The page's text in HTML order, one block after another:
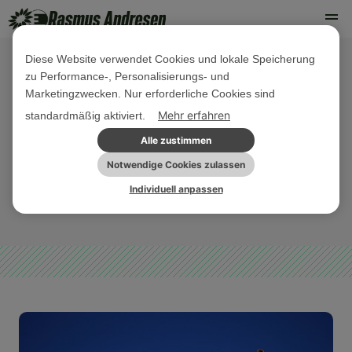
11. NOVEMBER 2025
EuGH-Entscheidung über die
Mindestlohnrichtlinie: Ein Erfolg für
faire Löhne
Diese Website verwendet Cookies und lokale Speicherung
zu Performance-, Personalisierungs- und
Marketingzwecken. Nur erforderliche Cookies sind
standardmäßig aktiviert.
Mehr erfahren
Alle zustimmen
Notwendige Cookies zulassen
Individuell anpassen